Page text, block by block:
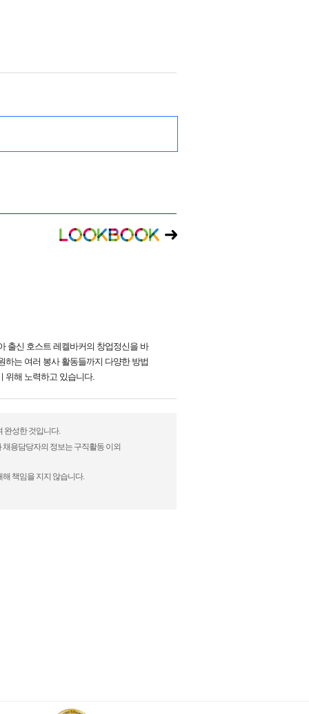
출신 호스트 레켈바커의 창업정신을 바
하는 여러 봉사 활동들까지 다양한 방법
위해 노력하고 있습니다.
완성한 것입니다.
용담당자의 정보는 구직활동 이외
책임을 지지 않습니다.